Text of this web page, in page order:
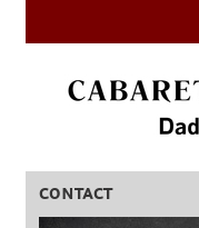
CONTACT